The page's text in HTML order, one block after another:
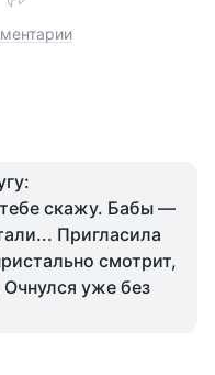
скажу. Бабы —
Пригласила
смотрит,
уже без